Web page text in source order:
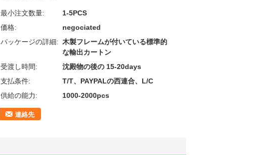
最小注文数量:
1-5PCS
価格:
negociated
パッケージの詳細: 木製フレームが付いている標準的
な輸出カートン
受渡し時間:
沈殿物の後の 15-20days
支払条件:
T/T、PAYPALの西連合、L/C
供給の能力:
1000-2000pcs
連絡先